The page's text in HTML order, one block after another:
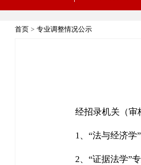
首页 > 专业调整情况公示
经招录机关（审
1、“法与经济
2、“证据法学”